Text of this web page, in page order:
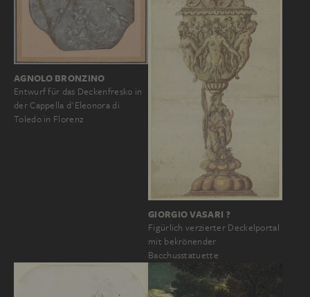
AGNOLO BRONZINO
Entwurf für das Deckenfresko in
der Cappella d'Eleonora di
Toledo in Florenz
GIORGIO VASARI ?
Figürlich verzierter Deckelportal
mit bekrönender
Bacchusstatuette